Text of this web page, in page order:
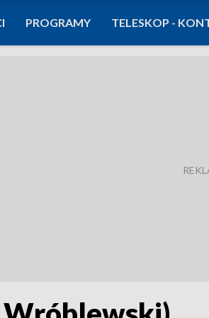
PROGRAMY TELESKOP -